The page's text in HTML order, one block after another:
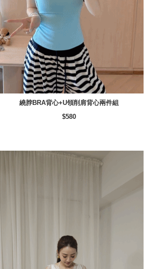
繞脖BRA背心+U領削肩背心兩件組
$580